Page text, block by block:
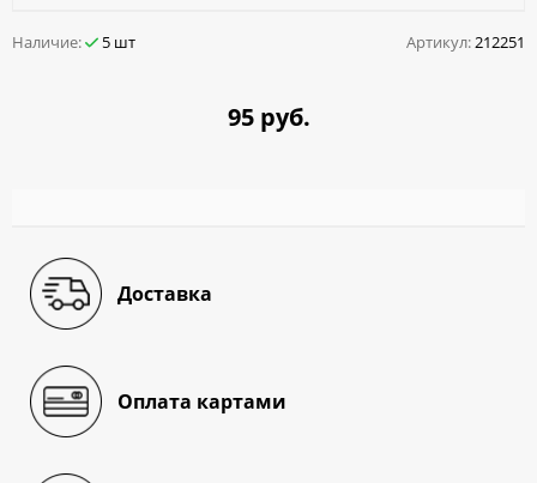
Наличие: 5 шт Артикул:212251
95 руб.
Доставка
Оплата картами